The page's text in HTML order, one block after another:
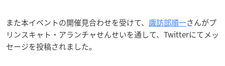
また本イベントの開催見合わせを受けて、 諏訪部順一さんがプ
リンスキャト・アランチャせんせいを通して、Twitterにてメッ
セージを投稿されました。